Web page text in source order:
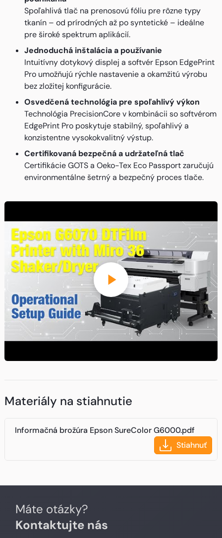
Spoľahlivá tlač na prenosovú fóliu pre rôzne typy
tkanín – od prírodných až po syntetické – ideálne
pre široké spektrum aplikácií.
Jednoduchá inštalácia a používanie
Intuitívny dotykový displej a softvér Epson EdgePrint
Pro umožňujú rýchle nastavenie a okamžitú výrobu
bez zložitej konfigurácie.
Osvedčená technológia pre spoľahlivý výkon
Technológia PrecisionCore v kombinácii so softvérom
EdgePrint Pro poskytuje stabilný, spoľahlivý a
konzistentne vysokokvalitný výstup.
Certifikovaná bezpečná a udržateľná tlač
Certifikácie GOTS a Oeko-Tex Eco Passport zaručujú
environmentálne šetrný a bezpečný proces tlače.
Materiály na stiahnutie
Informačná brožúra Epson SureColor G6000.pdf
Stiahnuť
Máte otázky?
Kontaktujte nás